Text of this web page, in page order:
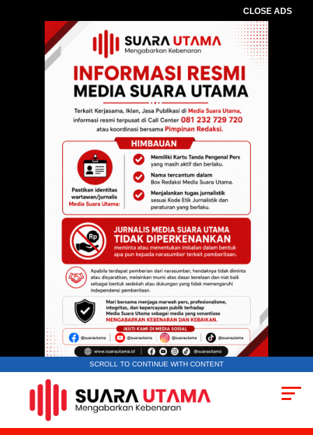
CLOSE ADS
SCROLL TO CONTINUE WITH CONTENT